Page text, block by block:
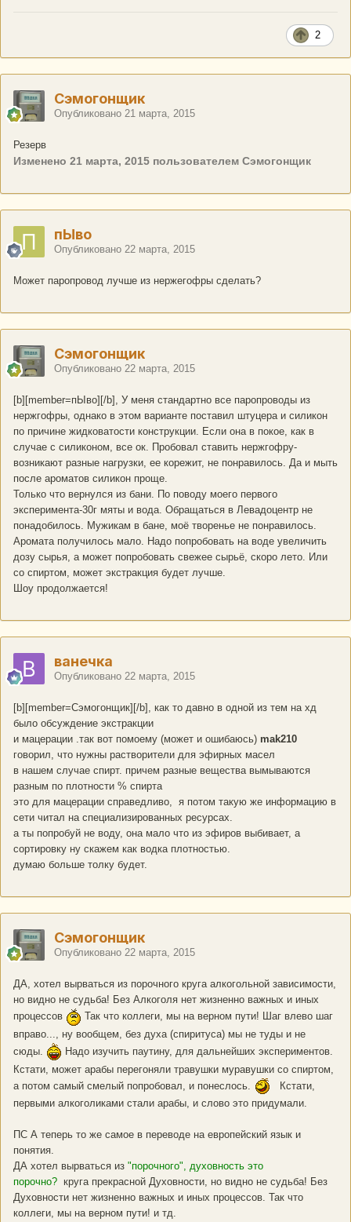
2
Сэмогонщик
Опубликовано 21 марта, 2015
Резерв
Изменено 21 марта, 2015 пользователем Сэмогонщик
пЫво
Опубликовано 22 марта, 2015
Может паропровод лучше из нержегофры сделать?
Сэмогонщик
Опубликовано 22 марта, 2015
[b][member=пЫво][/b], У меня стандартно все паропроводы из
нержгофры, однако в этом варианте поставил штуцера и силикон
по причине жидковатости конструкции. Если она в покое, как в
случае с силиконом, все ок. Пробовал ставить нержгофру-
возникают разные нагрузки, ее корежит, не понравилось. Да и мыть
после ароматов силикон проще.
Только что вернулся из бани. По поводу моего первого
эксперимента-30г мяты и вода. Обращаться в Левадоцентр не
понадобилось. Мужикам в бане, моё творенье не понравилось.
Аромата получилось мало. Надо попробовать на воде увеличить
дозу сырья, а может попробовать свежее сырьё, скоро лето. Или
со спиртом, может экстракция будет лучше.
Шоу продолжается!
ванечка
Опубликовано 22 марта, 2015
[b][member=Сэмогонщик][/b], как то давно в одной из тем на хд
было обсуждение экстракции
и мацерации .так вот помоему (может и ошибаюсь) mak210
говорил, что нужны растворители для эфирных масел
в нашем случае спирт. причем разные вещества вымываются
разным по плотности % спирта
это для мацерации справедливо, я потом такую же информацию в
сети читал на специализированных ресурсах.
а ты попробуй не воду, она мало что из эфиров выбивает, а
сортировку ну скажем как водка плотностью.
думаю больше толку будет.
Сэмогонщик
Опубликовано 22 марта, 2015
ДА, хотел вырваться из порочного круга алкогольной зависимости,
но видно не судьба! Без Алкоголя нет жизненно важных и иных
процессов
Так что коллеги, мы на верном пути! Шаг влево шаг
вправо..., ну вообщем, без духа (спиритуса) мы не туды и не
сюды.
Надо изучить паутину, для дальнейших экспериментов.
Кстати, может арабы перегоняли травушки муравушки со спиртом,
а потом самый смелый попробовал, и понеслось.
Кстати,
первыми алкоголиками стали арабы, и слово это придумали.
ПС А теперь то же самое в переводе на европейский язык и
понятия.
ДА хотел вырваться из "порочного", духовность это
порочно? круга прекрасной Духовности, но видно не судьба! Без
Духовности нет жизненно важных и иных процессов. Так что
коллеги, мы на верном пути! и тд.